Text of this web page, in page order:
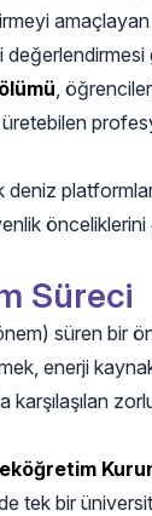
amaçlayan
,
deniz
Süreci
süren bir
enerji
karşılaşılan
tek bir